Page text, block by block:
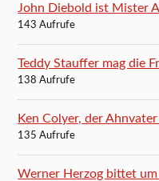
John Diebold ist Mister
143 Aufrufe
Teddy Stauffer mag die
138 Aufrufe
Ken Colyer, der
135 Aufrufe
Werner Herzog bittet um